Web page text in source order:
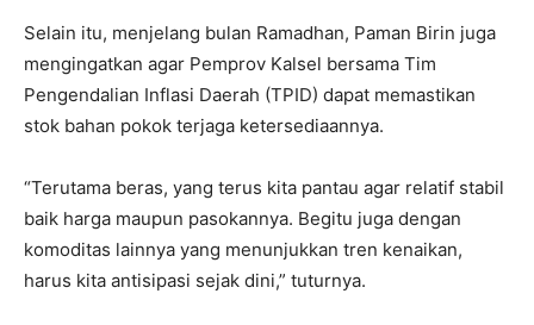
Selain itu, menjelang bulan Ramadhan, Paman Birin juga
mengingatkan agar Pemprov Kalsel bersama Tim
Pengendalian Inflasi Daerah (TPID) dapat memastikan
stok bahan pokok terjaga ketersediaannya.
“Terutama beras, yang terus kita pantau agar relatif stabil
baik harga maupun pasokannya. Begitu juga dengan
komoditas lainnya yang menunjukkan tren kenaikan,
harus kita antisipasi sejak dini,” tuturnya.